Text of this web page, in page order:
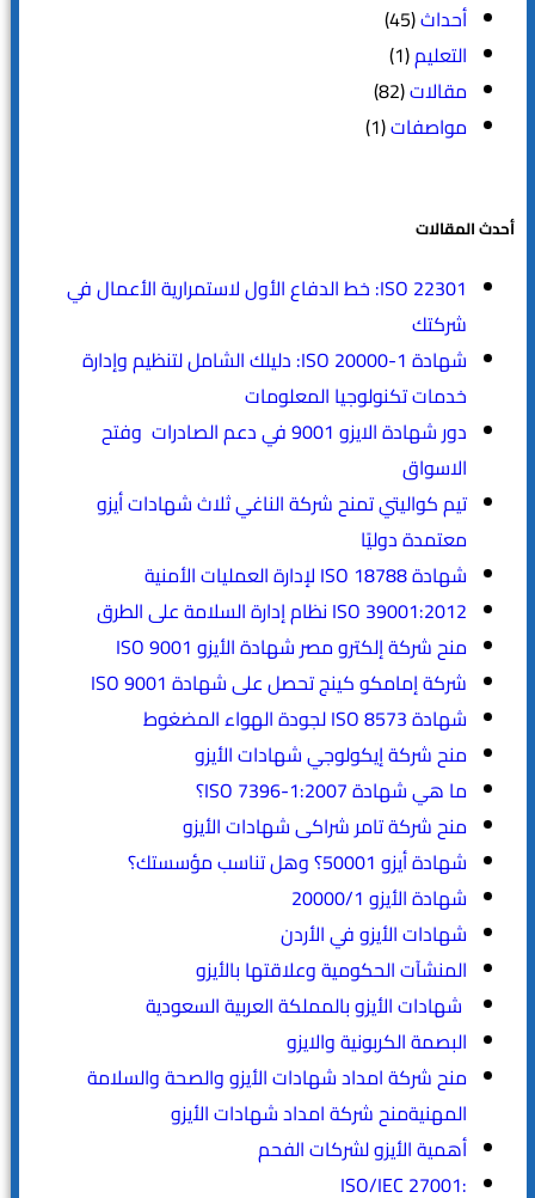
أحداث(45)
التعليم(1)
مقالات(82)
مواصفات(1)
أحدث المقالات
ISO 22301: خط الدفاع الأول لاستمرارية الأعمال في
شركتك
شهادة ISO 20000-1: دليلك الشامل لتنظيم وإدارة
خدمات تكنولوجيا المعلومات
دور شهادة الايزو 9001 في دعم الصادرات وفتح
الاسواق
تيم كواليتي تمنح شركة الناغي ثلاث شهادات أيزو
معتمدة دوليًا
شهادة ISO 18788 لإدارة العمليات الأمنية
ISO 39001:2012 نظام إدارة السلامة على الطرق
منح شركة إلكترو مصر شهادة الأيزو ISO 9001
شركة إمامكو كينج تحصل على شهادة ISO 9001
شهادة ISO 8573 لجودة الهواء المضغوط
منح شركة إيكولوجي شهادات الأيزو
ما هي شهادة ISO 7396-1:2007؟
منح شركة تامر شراكى شهادات الأيزو
شهادة أيزو 50001؟ وهل تناسب مؤسستك؟
شهادة الأيزو 20000/1
شهادات الأيزو في الأردن
المنشآت الحكومية وعلاقتها بالأيزو
شهادات الأيزو بالمملكة العربية السعودية
البصمة الكربونية والايزو
منح شركة امداد شهادات الأيزو والصحة والسلامة
المهنيةمنح شركة امداد شهادات الأيزو
أهمية الأيزو لشركات الفحم
:ISO/IEC 27001